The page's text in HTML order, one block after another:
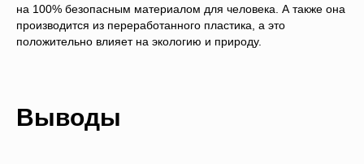
на 100% безопасным материалом для человека. А также она
производится из переработанного пластика, а это
положительно влияет на экологию и природу.
Выводы